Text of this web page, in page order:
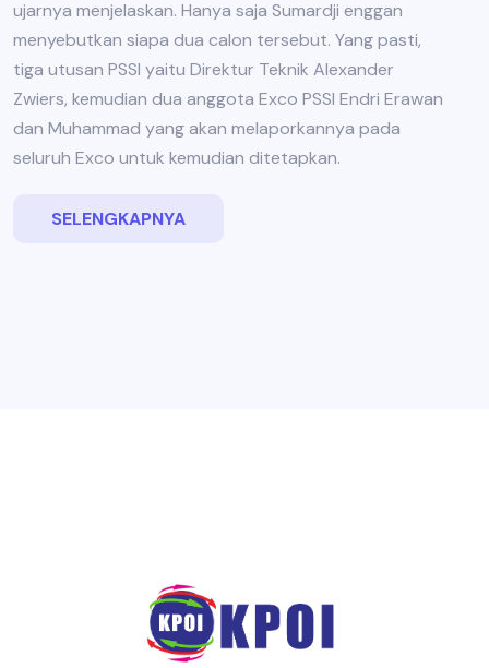
ujarnya menjelaskan. Hanya saja Sumardji enggan
menyebutkan siapa dua calon tersebut. Yang pasti,
tiga utusan PSSI yaitu Direktur Teknik Alexander
Zwiers, kemudian dua anggota Exco PSSI Endri Erawan
dan Muhammad yang akan melaporkannya pada
seluruh Exco untuk kemudian ditetapkan.
SELENGKAPNYA